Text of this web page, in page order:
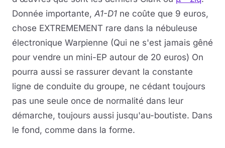
Donnée importante, A1-D1 ne coûte que 9 euros,
chose EXTREMEMENT rare dans la nébuleuse
électronique Warpienne (Qui ne s'est jamais gêné
pour vendre un mini-EP autour de 20 euros) On
pourra aussi se rassurer devant la constante
ligne de conduite du groupe, ne cédant toujours
pas une seule once de normalité dans leur
démarche, toujours aussi jusqu'au-boutiste. Dans
le fond, comme dans la forme.